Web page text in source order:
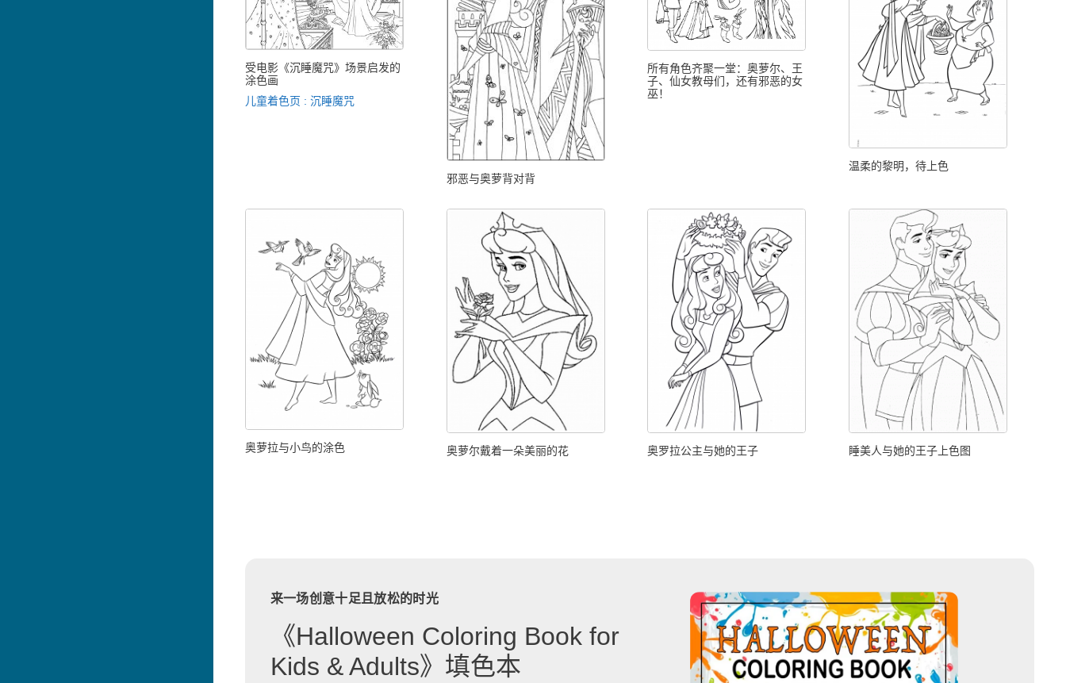
受电影《沉睡魔咒》场景启发的
涂色画
儿童着色页 : 沉睡魔咒
邪恶与奥萝背对背
所有角色齐聚一堂：奥萝尔、王
子、仙女教母们，还有邪恶的女
巫！
温柔的黎明，待上色
奥萝拉与小鸟的涂色 奥萝尔戴着一朵美丽的花 奥罗拉公主与她的王子 睡美人与她的王子上色图
来一场创意十足且放松的时光
《Halloween Coloring Book for
Kids & Adults》填色本